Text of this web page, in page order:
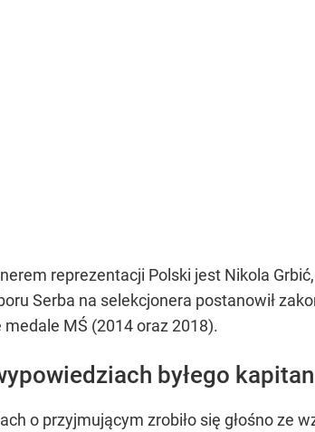
reprezentacji Polski jest Nikola
Serba na selekcjonera postanowił
medale MŚ (2014 oraz 2018).
byłego
o przyjmującym zrobiło się głośno ze